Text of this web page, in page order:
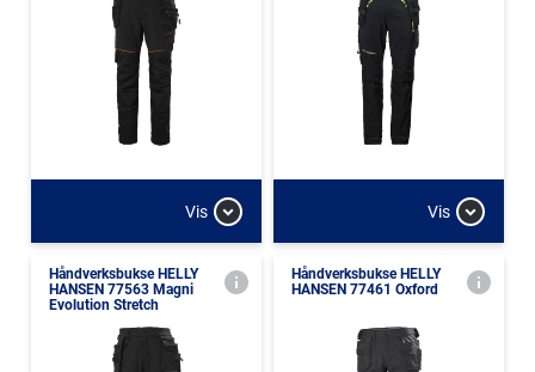
Vis Vis
Håndverksbukse HELLY
HANSEN 77563 Magni
Evolution Stretch
Håndverksbukse HELLY
HANSEN 77461 Oxford